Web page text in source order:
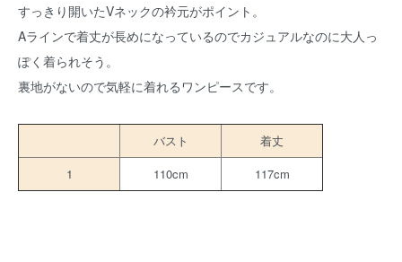
すっきり開いたVネックの衿元がポイント。
Aラインで着丈が長めになっているのでカジュアルなのに大人っ
ぽく着られそう。
裏地がないので気軽に着れるワンピースです。
バスト
着丈
1
110cm 117cm